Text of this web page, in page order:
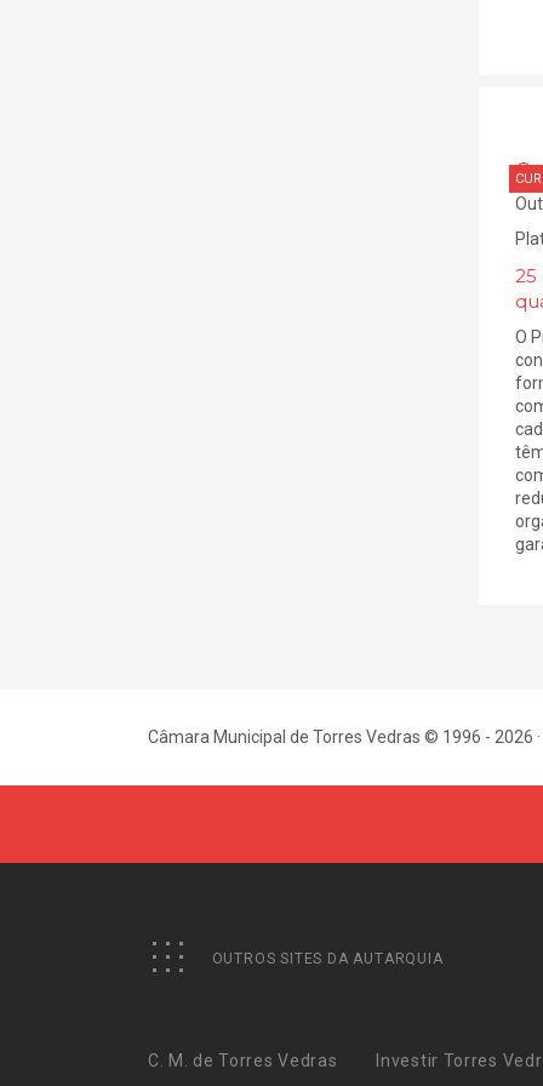
25
O
Câmara Municipal de Torres Vedras © 1996 - 2026
OUTROS SITES DA AUTARQUIA
C. M. de Torres Vedras
Investir Torres